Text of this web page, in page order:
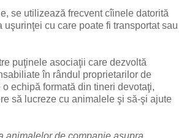
se utilizează frecvent cîinele datorită
uşurinţei cu care poate fi transportat sau
puţinele asociaţii care dezvoltă
în rândul proprietarilor de
echipă formată din tineri devotaţi,
să lucreze cu animalele şi să-şi ajute
animalelor de companie asupra